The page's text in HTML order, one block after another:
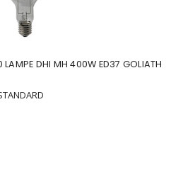
DHI MH 400W ED37 GOLIATH